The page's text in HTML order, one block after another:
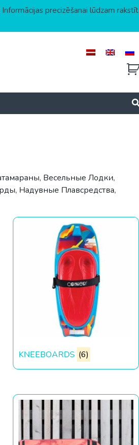
precizēšanai lūdzam rakstīt
Весельные Лодки,
Надувные Плавсредства,
KNEEBOARDS (6)